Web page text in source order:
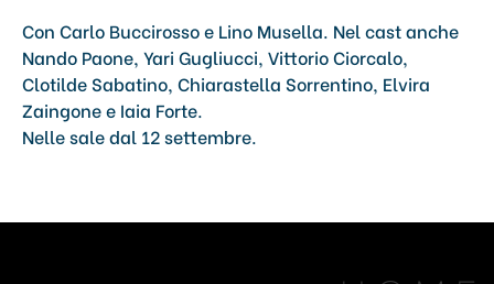
Con Carlo Buccirosso e Lino Musella. Nel cast anche
Nando Paone, Yari Gugliucci, Vittorio Ciorcalo,
Clotilde Sabatino, Chiarastella Sorrentino, Elvira
Zaingone e Iaia Forte.
Nelle sale dal 12 settembre.